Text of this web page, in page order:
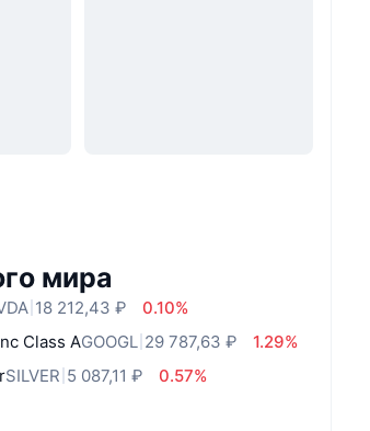
мира
18 212,43 ₽
0.10%
Class AGOOGL 29 787,63 ₽
1.29%
SILVER 5 087,11 ₽
0.57%